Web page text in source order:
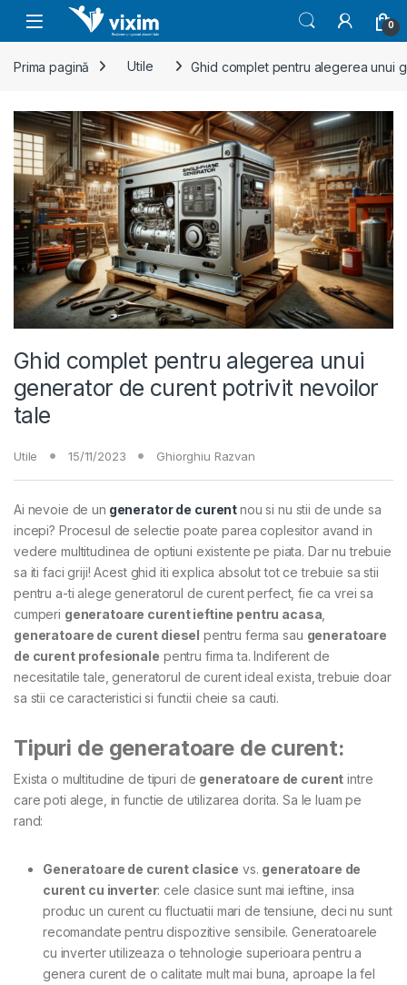
Skip to navigation
Skip to content
0
Prima pagină Utile Ghid complet pentru alegerea unui
Ghid complet pentru alegerea unui
generator de curent potrivit nevoilor
tale
Utile 15/11/2023 Ghiorghiu Razvan
Ai nevoie de un generator de curentnou si nu stii de unde sa
incepi? Procesul de selectie poate parea coplesitor avand in
vedere multitudinea de optiuni existente pe piata. Dar nu trebuie
sa iti faci griji! Acest ghid iti explica absolut tot ce trebuie sa stii
pentru a-ti alege generatorul de curent perfect, fie ca vrei sa
cumperi generatoare curent ieftine pentru acasa
generatoare de curent diesel pentru ferma sau generatoare
de curent profesionale pentru firma ta. Indiferent de
necesitatile tale, generatorul de curent ideal exista, trebuie doar
sa stii ce caracteristici si functii cheie sa cauti.
Tipuri de generatoare de curent:
Exista o multitudine de tipuri de generatoare de curent intre
care poti alege, in functie de utilizarea dorita. Sa le luam pe
rand:
Generatoare de curent clasice vs. generatoare de
curent cu inverter: cele clasice sunt mai ieftine, insa
produc un curent cu fluctuatii mari de tensiune, deci nu sunt
recomandate pentru dispozitive sensibile. Generatoarele
cu inverter utilizeaza o tehnologie superioara pentru a
genera curent de o calitate mult mai buna, aproape la fel